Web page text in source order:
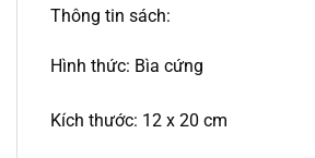
Thông tin sách:
Hình thức: Bìa cứng
Kích thước: 12 x 20 cm